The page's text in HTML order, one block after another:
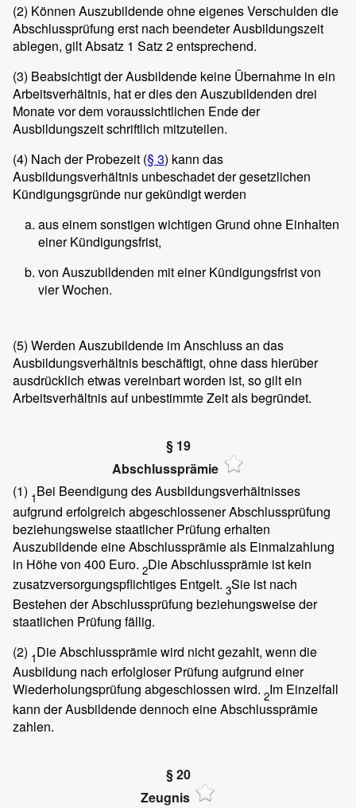
(2) Können Auszubildende ohne eigenes Verschulden die
Abschlussprüfung erst nach beendeter Ausbildungszeit
ablegen, gilt Absatz 1 Satz 2 entsprechend.
(3) Beabsichtigt der Ausbildende keine Übernahme in ein
Arbeitsverhältnis, hat er dies den Auszubildenden drei
Monate vor dem voraussichtlichen Ende der
Ausbildungszeit schriftlich mitzuteilen.
(4) Nach der Probezeit (§ 3) kann das
Ausbildungsverhältnis unbeschadet der gesetzlichen
Kündigungsgründe nur gekündigt werden
aus einem sonstigen wichtigen Grund ohne Einhalten
einer Kündigungsfrist,
von Auszubildenden mit einer Kündigungsfrist von
vier Wochen.
(5) Werden Auszubildende im Anschluss an das
Ausbildungsverhältnis beschäftigt, ohne dass hierüber
ausdrücklich etwas vereinbart worden ist, so gilt ein
Arbeitsverhältnis auf unbestimmte Zeit als begründet.
§ 19
Abschlussprämie
(1) 1Bei Beendigung des Ausbildungsverhältnisses
aufgrund erfolgreich abgeschlossener Abschlussprüfung
beziehungsweise staatlicher Prüfung erhalten
Auszubildende eine Abschlussprämie als Einmalzahlung
in Höhe von 400 Euro. 2Die Abschlussprämie ist kein
zusatzversorgungspflichtiges Entgelt. 3Sie ist nach
Bestehen der Abschlussprüfung beziehungsweise der
staatlichen Prüfung fällig.
(2) 1Die Abschlussprämie wird nicht gezahlt, wenn die
Ausbildung nach erfolgloser Prüfung aufgrund einer
Wiederholungsprüfung abgeschlossen wird. 2Im Einzelfall
kann der Ausbildende dennoch eine Abschlussprämie
zahlen.
§ 20
Zeugnis